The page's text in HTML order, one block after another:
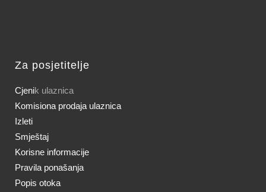
Za posjetitelje
Cjenik ulaznica
Komisiona prodaja ulaznica
Izleti
Smještaj
Korisne informacije
Pravila ponašanja
Popis otoka